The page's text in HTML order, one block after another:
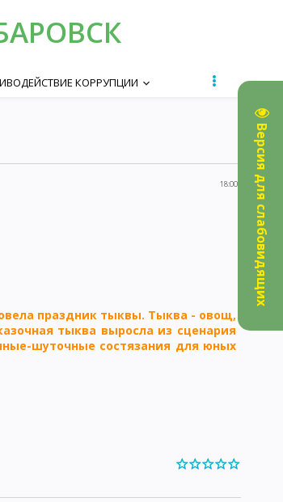
Версия для слабовидящих
КОРРУПЦИИ keyboard_arrow_down
18:00
праздник тыквы. Тыква - овощ,
тыква выросла из сценария
шуточные состязания для юных